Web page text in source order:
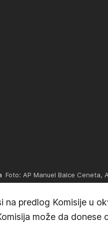
Foto: AP Manuel Balce Ceneta,
na predlog Komisije u
može da donese